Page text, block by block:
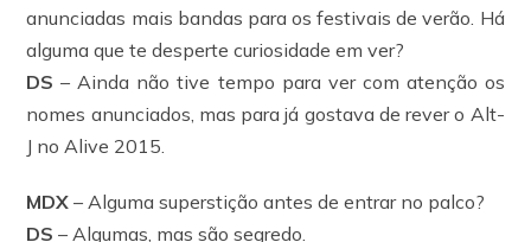
anunciadas mais bandas para os festivais de verão. Há
alguma que te desperte curiosidade em ver?
DS – Ainda não tive tempo para ver com atenção os
nomes anunciados, mas para já gostava de rever o Alt-
J no Alive 2015.
MDX – Alguma superstição antes de entrar no palco?
DS – Algumas, mas são segredo.